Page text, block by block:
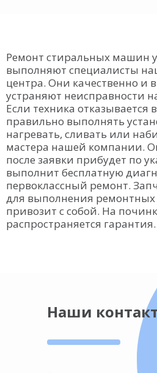
Ремонт стиральных машин
выполняют специалисты
центра. Они качественно и
устраняют неисправности
Если техника отказывается
правильно выполнять
нагревать, сливать или
мастера нашей компании.
после заявки прибудет по
выполнит бесплатную
первоклассный ремонт.
для выполнения
привозит с собой. На
распространяется гарантия.
Наши